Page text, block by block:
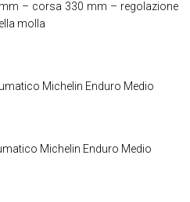
– corsa 330 mm – regolazione
molla
Michelin Enduro Medio
Michelin Enduro Medio